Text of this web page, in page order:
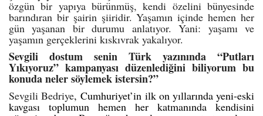
özgün bir yapıya bürünmüş, kendi özelini bünyesinde
barındıran bir şairin şiiridir. Yaşamın içinde hemen her
gün yaşanan bir durumu anlatıyor. Yani: yaşamı ve
yaşamın gerçeklerini kıskıvrak yakalıyor.
Sevgili dostum senin Türk yazınında “Putları
Yıkıyoruz” kampanyası düzenlediğini biliyorum bu
konuda neler söylemek istersin?”
Sevgili Bedriye,Cumhuriyet’in ilk on yıllarında yeni-eski
kavgası toplumun hemen her katmanında kendisini